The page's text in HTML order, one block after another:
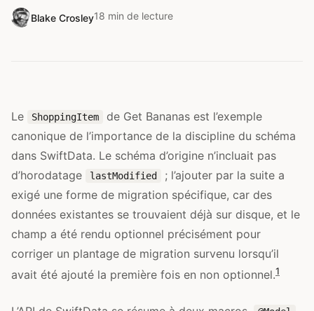
Blake Crosley18 min de lecture
Le ShoppingItem
de Get Bananas est l’exemple
canonique de l’importance de la discipline du schéma
dans SwiftData. Le schéma d’origine n’incluait pas
d’horodatage
lastModified
; l’ajouter par la suite a
exigé une forme de migration spécifique, car des
données existantes se trouvaient déjà sur disque, et le
champ a été rendu optionnel précisément pour
corriger un plantage de migration survenu lorsqu’il
avait été ajouté la première fois en non optionnel.1